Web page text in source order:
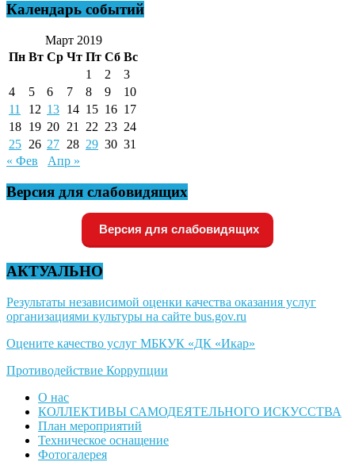
Календарь событий
Март 2019
Пн Вт Ср Чт Пт Сб Вс
1
2
3
4
5 6 7 8 9
10
11
12 13 14 15 16 17
18 19 20 21 22 23 24
25 26 27 28 29 30 31
« Фев
Апр »
Версия для слабовидящих
Версия для слабовидящих
АКТУАЛЬНО
Результаты независимой оценки качества оказания услуг
организациями культуры на сайте bus.gov.ru
Оцените качество услуг МБКУК «ДК «Икар»
Противодействие Коррупции
О нас
КОЛЛЕКТИВЫ САМОДЕЯТЕЛЬНОГО ИСКУССТВА
План мероприятий
Техническое оснащение
Фотогалерея